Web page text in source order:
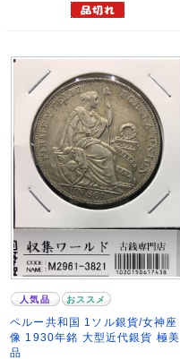
人気品 おススメ
ペルー共和国 1ソル銀貨/女神座
像 1930年銘 大型近代銀貨 極美
品